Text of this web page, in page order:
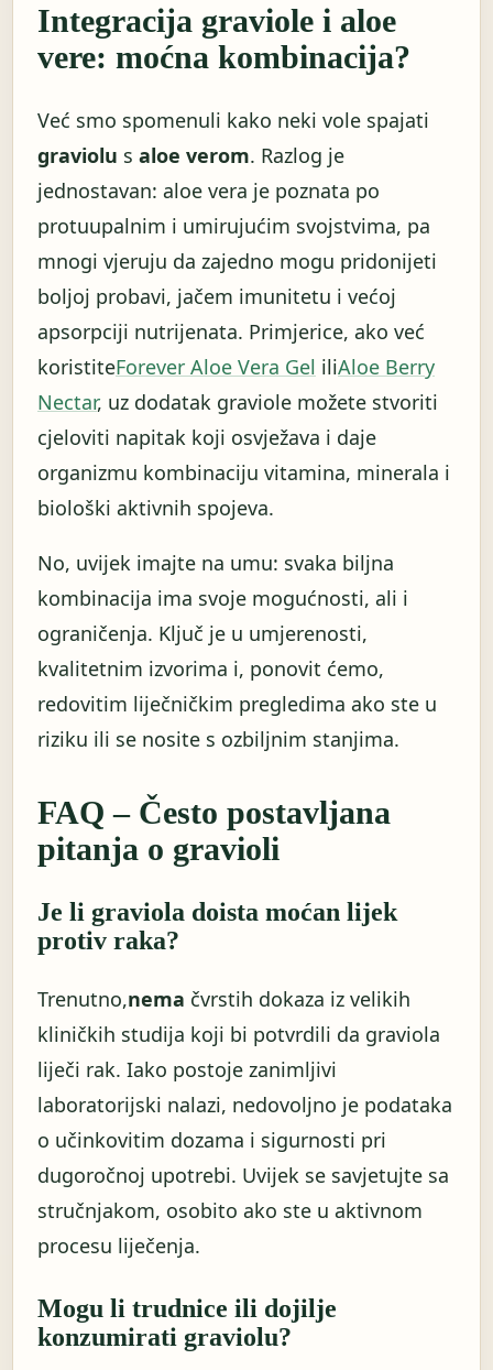
Integracija graviole i aloe
vere: moćna kombinacija?
Već smo spomenuli kako neki vole spajati
graviolu s aloe verom. Razlog je
jednostavan: aloe vera je poznata po
protuupalnim i umirujućim svojstvima, pa
mnogi vjeruju da zajedno mogu pridonijeti
boljoj probavi, jačem imunitetu i većoj
apsorpciji nutrijenata. Primjerice, ako već
koristiteForever Aloe Vera Gel iliAloe Berry
Nectar, uz dodatak graviole možete stvoriti
cjeloviti napitak koji osvježava i daje
organizmu kombinaciju vitamina, minerala i
biološki aktivnih spojeva.
No, uvijek imajte na umu: svaka biljna
kombinacija ima svoje mogućnosti, ali i
ograničenja. Ključ je u umjerenosti,
kvalitetnim izvorima i, ponovit ćemo,
redovitim liječničkim pregledima ako ste u
riziku ili se nosite s ozbiljnim stanjima.
FAQ – Često postavljana
pitanja o gravioli
Je li graviola doista moćan lijek
protiv raka?
Trenutno,nema čvrstih dokaza iz velikih
kliničkih studija koji bi potvrdili da graviola
liječi rak. Iako postoje zanimljivi
laboratorijski nalazi, nedovoljno je podataka
o učinkovitim dozama i sigurnosti pri
dugoročnoj upotrebi. Uvijek se savjetujte sa
stručnjakom, osobito ako ste u aktivnom
procesu liječenja.
Mogu li trudnice ili dojilje
konzumirati graviolu?